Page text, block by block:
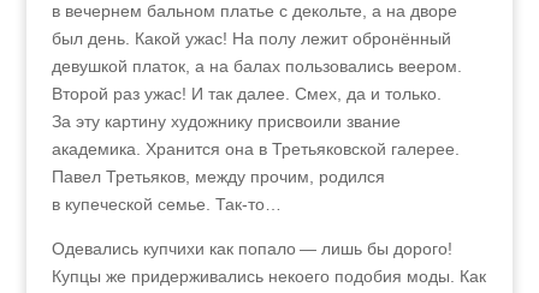
в вечернем бальном платье с декольте, а на дворе
был день. Какой ужас! На полу лежит обронённый
девушкой платок, а на балах пользовались веером.
Второй раз ужас! И так далее. Смех, да и только.
За эту картину художнику присвоили звание
академика. Хранится она в Третьяковской галерее.
Павел Третьяков, между прочим, родился
в купеческой семье. Так-то…
Одевались купчихи как попало — лишь бы дорого!
Купцы же придерживались некоего подобия моды. Как